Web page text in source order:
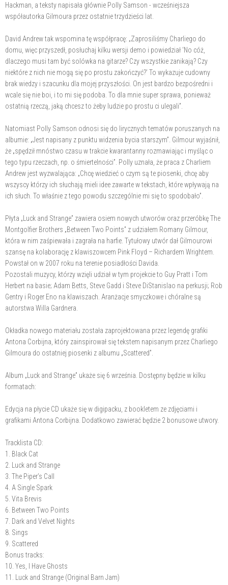
Hackman, a teksty napisała głównie Polly Samson - wcześniejsza
współautorka Gilmoura przez ostatnie trzydzieści lat.
David Andrew tak wspomina tę współpracę: „Zaprosiliśmy Charliego do
domu, więc przyszedł, posłuchaj kilku wersji demo i powiedział ‘No cóż,
dlaczego musi tam być solówka na gitarze? Czy wszystkie zanikają? Czy
niektóre z nich nie mogą się po prostu zakończyć?’ To wykazuje cudowny
brak wiedzy i szacunku dla mojej przyszłości. On jest bardzo bezpośredni i
wcale się nie boi, i to mi się podoba. To dla mnie super sprawa, ponieważ
ostatnią rzeczą, jaką chcesz to żeby ludzie po prostu ci ulegali”.
Natomiast Polly Samson odnosi się do lirycznych tematów poruszanych na
albumie: „Jest napisany z punktu widzenia bycia starszym”. Gilmour wyjaśnił,
że „spędził mnóstwo czasu w trakcie kwarantanny rozmawiając i myśląc o
tego typu rzeczach, np. o śmiertelności”. Polly uznała, że praca z Charliem
Andrew jest wyzwalająca: „Chcę wiedzieć o czym są te piosenki, chcę aby
wszyscy którzy ich słuchają mieli idee zawarte w tekstach, które wpływają na
ich słuch. To właśnie z tego powodu szczególnie mi się to spodobało”.
Płyta „Luck and Strange” zawiera osiem nowych utworów oraz przeróbkę The
Montgolfier Brothers „Between Two Points” z udziałem Romany Gilmour,
która w nim zaśpiewała i zagrała na harfie. Tytułowy utwór dał Gilmourowi
szansę na kolaborację z klawiszowcem Pink Floyd – Richardem Wrightem.
Powstał on w 2007 roku na terenie posiadłości Davida.
Pozostali muzycy, którzy wzięli udział w tym projekcie to Guy Pratt i Tom
Herbert na basie; Adam Betts, Steve Gadd i Steve DiStanislao na perkusji; Rob
Gentry i Roger Eno na klawiszach. Aranżacje smyczkowe i chóralne są
autorstwa Willa Gardnera.
Okładka nowego materiału została zaprojektowana przez legendę grafiki
Antona Corbijna, który zainspirował się tekstem napisanym przez Charliego
Gilmoura do ostatniej piosenki z albumu „Scattered”.
Album „Luck and Strange” ukaże się 6 września. Dostępny będzie w kilku
formatach:
Edycja na płycie CD ukaże się w digipacku, z bookletem ze zdjęciami i
grafikami Antona Corbijna. Dodatkowo zawierać będzie 2 bonusowe utwory.
Tracklista CD:
1. Black Cat
2. Luck and Strange
3. The Piper’s Call
4. A Single Spark
5. Vita Brevis
6. Between Two Points
7. Dark and Velvet Nights
8. Sings
9. Scattered
Bonus tracks:
10. Yes, I Have Ghosts
11. Luck and Strange (Original Barn Jam)